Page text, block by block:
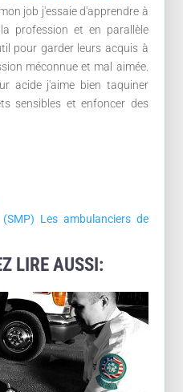
job j'essaie d'apprendre à
profession et en parallèle
pour garder leurs acquis à
méconnue et mal aimée.
acide j'aime bien taquiner
sensibles et enfoncer des
Les ambulanciers de
LIRE AUSSI: